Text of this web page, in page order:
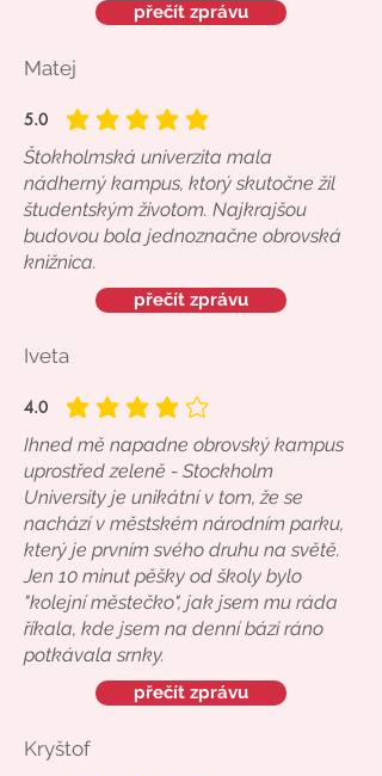
přečít zprávu
Matej
5.0
average rating is 5 out of 5
Štokholmská univerzita mala
nádherný kampus, ktorý skutočne žil
študentským životom. Najkrajšou
budovou bola jednoznačne obrovská
knižnica.
přečít zprávu
Iveta
4.0
average rating is 4 out of 5
Ihned mě napadne obrovský kampus
uprostřed zeleně - Stockholm
University je unikátní v tom, že se
nachází v městském národním parku,
který je prvním svého druhu na světě.
Jen 10 minut pěšky od školy bylo
"kolejní městečko", jak jsem mu ráda
říkala, kde jsem na denní bázi ráno
potkávala srnky.
přečít zprávu
Kryštof